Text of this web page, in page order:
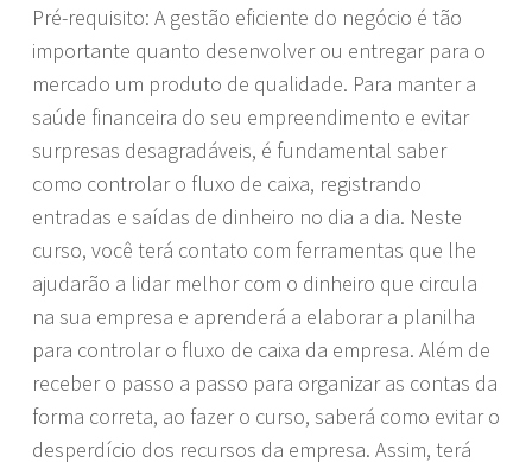
Pré-requisito: A gestão eficiente do negócio é tão
importante quanto desenvolver ou entregar para o
mercado um produto de qualidade. Para manter a
saúde financeira do seu empreendimento e evitar
surpresas desagradáveis, é fundamental saber
como controlar o fluxo de caixa, registrando
entradas e saídas de dinheiro no dia a dia. Neste
curso, você terá contato com ferramentas que lhe
ajudarão a lidar melhor com o dinheiro que circula
na sua empresa e aprenderá a elaborar a planilha
para controlar o fluxo de caixa da empresa. Além de
receber o passo a passo para organizar as contas da
forma correta, ao fazer o curso, saberá como evitar o
desperdício dos recursos da empresa. Assim, terá